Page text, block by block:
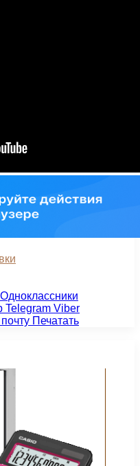
Одноклассники
Telegram Viber
Печатать